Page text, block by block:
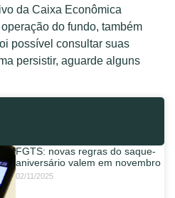
da Caixa Econômica
do fundo, também
possível consultar suas
persistir, aguarde alguns
FGTS: novas regras do saque-
aniversário valem em novembro
02/11/2025